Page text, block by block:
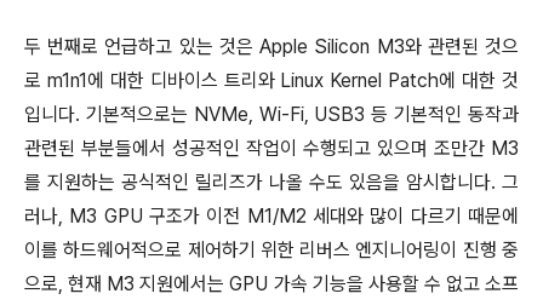
두 번째로 언급하고 있는 것은 Apple Silicon M3와 관련된 것으
로 m1n1에 대한 디바이스 트리와 Linux Kernel Patch에 대한 것
입니다. 기본적으로는 NVMe, Wi-Fi, USB3 등 기본적인 동작과
관련된 부분들에서 성공적인 작업이 수행되고 있으며 조만간 M3
를 지원하는 공식적인 릴리즈가 나올 수도 있음을 암시합니다. 그
러나, M3 GPU 구조가 이전 M1/M2 세대와 많이 다르기 때문에
이를 하드웨어적으로 제어하기 위한 리버스 엔지니어링이 진행 중
으로, 현재 M3 지원에서는 GPU 가속 기능을 사용할 수 없고 소프